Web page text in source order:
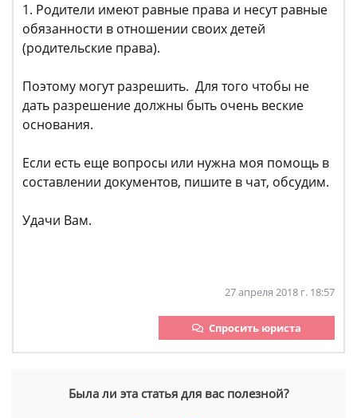
1. Родители имеют равные права и несут равные
обязанности в отношении своих детей
(родительские права).
Поэтому могут разрешить. Для того чтобы не
дать разрешение должны быть очень веские
основания.
Если есть еще вопросы или нужна моя помощь в
составлении документов, пишите в чат, обсудим.
Удачи Вам.
27 апреля 2018 г. 18:57
Спросить юриста
Была ли эта статья для вас полезной?